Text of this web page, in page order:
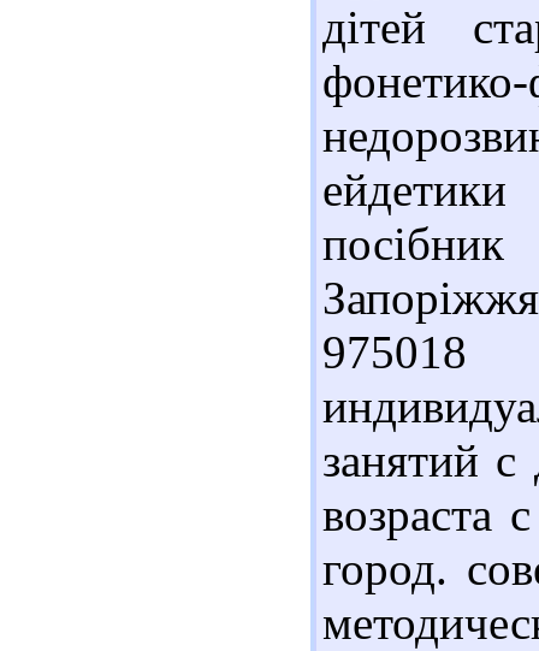
дітей
занятий
город.